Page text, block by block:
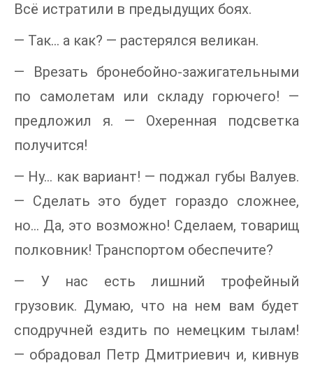
Всё истратили в предыдущих боях.
— Так… а как? — растерялся великан.
— Врезать бронебойно-зажигательными
по самолетам или складу горючего! —
предложил я. — Охеренная подсветка
получится!
— Ну… как вариант! — поджал губы Валуев.
— Сделать это будет гораздо сложнее,
но… Да, это возможно! Сделаем, товарищ
полковник! Транспортом обеспечите?
— У нас есть лишний трофейный
грузовик. Думаю, что на нем вам будет
сподручней ездить по немецким тылам!
— обрадовал Петр Дмитриевич и, кивнув